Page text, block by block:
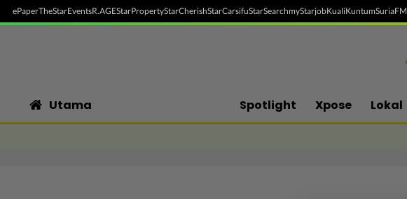
ePaperTheStarEventsR.AGEStarPropertyStarCherishStarCarsifuStarSearchmyStarjobKualiKuntumSuriaFM
Utama Spotlight Xpose Lokal